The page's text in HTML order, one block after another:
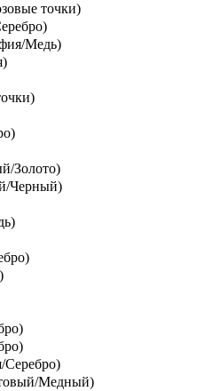
точки)
Медь)
Золото)
Черный)
Серебро)
Медный)